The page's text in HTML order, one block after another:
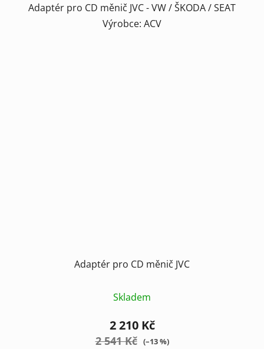
Adaptér pro CD měnič JVC - VW / ŠKODA / SEAT
Výrobce: ACV
Adaptér pro CD měnič JVC
Skladem
2 210 Kč
2 541 Kč (–13 %)